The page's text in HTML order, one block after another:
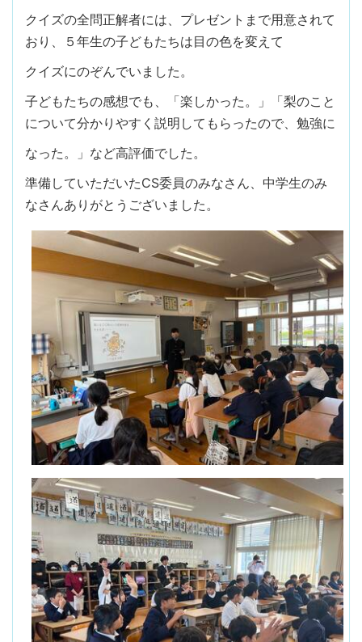
クイズの全問正解者には、プレゼントまで用意されて
おり、５年生の子どもたちは目の色を変えて
クイズにのぞんでいました。
子どもたちの感想でも、「楽しかった。」「梨のこと
について分かりやすく説明してもらったので、勉強に
なった。」など高評価でした。
準備していただいたCS委員のみなさん、中学生のみ
なさんありがとうございました。